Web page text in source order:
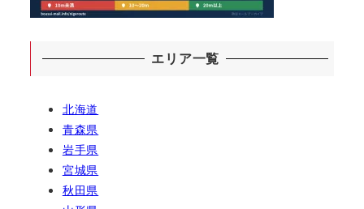
エリア一覧
北海道
青森県
岩手県
宮城県
秋田県